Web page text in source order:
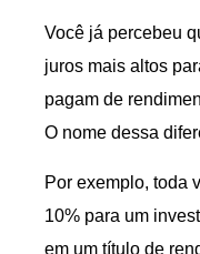
Você já percebeu
juros mais altos
pagam de
O nome dessa
Por exemplo, toda
10% para um
em um título de